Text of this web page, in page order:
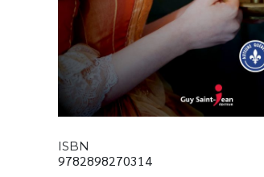
ISBN
9782898270314